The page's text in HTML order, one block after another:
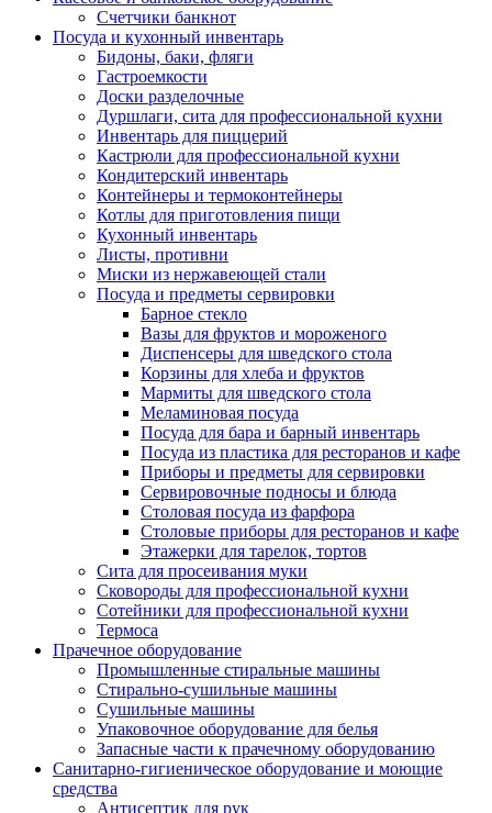
Счетчики банкнот
Посуда и кухонный инвентарь
Бидоны, баки, фляги
Гастроемкости
Доски разделочные
Дуршлаги, сита для профессиональной кухни
Инвентарь для пиццерий
Кастрюли для профессиональной кухни
Кондитерский инвентарь
Контейнеры и термоконтейнеры
Котлы для приготовления пищи
Кухонный инвентарь
Листы, противни
Миски из нержавеющей стали
Посуда и предметы сервировки
Барное стекло
Вазы для фруктов и мороженого
Диспенсеры для шведского стола
Корзины для хлеба и фруктов
Мармиты для шведского стола
Меламиновая посуда
Посуда для бара и барный инвентарь
Посуда из пластика для ресторанов и кафе
Приборы и предметы для сервировки
Сервировочные подносы и блюда
Столовая посуда из фарфора
Столовые приборы для ресторанов и кафе
Этажерки для тарелок, тортов
Сита для просеивания муки
Сковороды для профессиональной кухни
Сотейники для профессиональной кухни
Термоса
Прачечное оборудование
Промышленные стиральные машины
Стирально-сушильные машины
Сушильные машины
Упаковочное оборудование для белья
Запасные части к прачечному оборудованию
Санитарно-гигиеническое оборудование и моющие
средства
Антисептик для рук